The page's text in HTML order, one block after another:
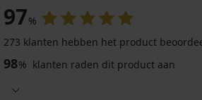
-20 % BRA20
97%
273 klanten hebben het product
98% klanten raden dit product aan